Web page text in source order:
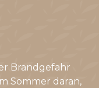
Brandgefahr
Sommer daran,